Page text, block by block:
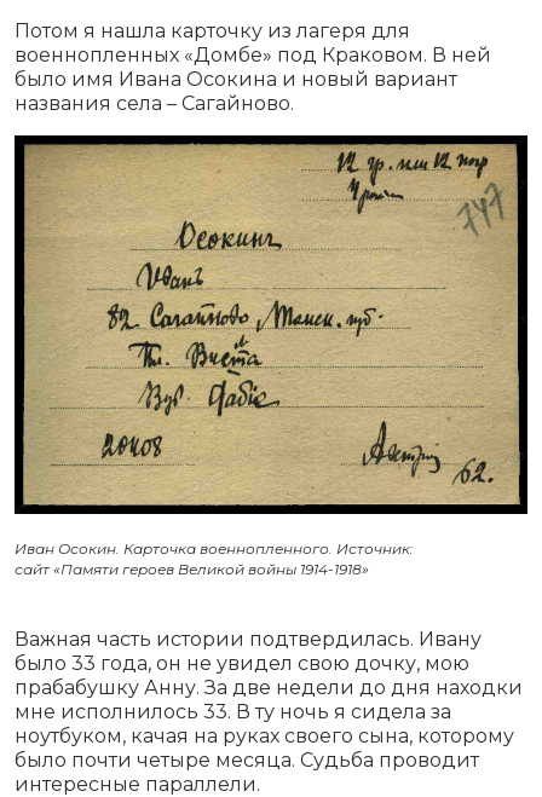
Потом я нашла карточку из лагеря для
военнопленных «Домбе» под Краковом. В ней
было имя Ивана Осокина и новый вариант
названия села – Сагайново.
Иван Осокин. Карточка военнопленного. Источник:
сайт «Памяти героев Великой войны 1914-1918»
Важная часть истории подтвердилась. Ивану
было 33 года, он не увидел свою дочку, мою
прабабушку Анну. За две недели до дня находки
мне исполнилось 33. В ту ночь я сидела за
ноутбуком, качая на руках своего сына, которому
было почти четыре месяца. Судьба проводит
интересные параллели.